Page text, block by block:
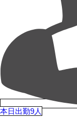
本日出勤9人